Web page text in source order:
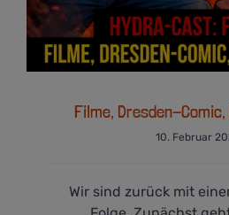
Filme, Dresden-
10. Februar
Wir sind zurück mit